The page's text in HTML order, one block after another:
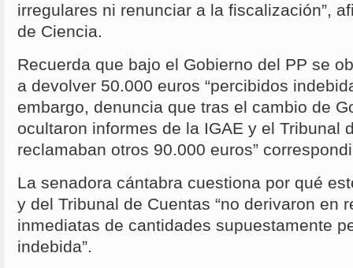
irregulares ni renunciar a la fiscalización”,
de Ciencia.
Recuerda que bajo el Gobierno del PP se
a devolver 50.000 euros “percibidos
embargo, denuncia que tras el cambio de
ocultaron informes de la IGAE y el Tribunal
reclamaban otros 90.000 euros”
La senadora cántabra cuestiona por qué
y del Tribunal de Cuentas “no derivaron en
inmediatas de cantidades supuestamente
indebida”.